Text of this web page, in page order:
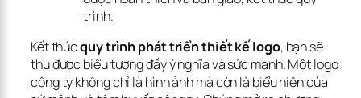
trình.
Kết thúc quy trình phát triển thiết kế logo, bạn sẽ
thu được biểu tượng đầy ý nghĩa và sức mạnh. Một logo
công ty không chỉ là hình ảnh mà còn là biểu hiện của